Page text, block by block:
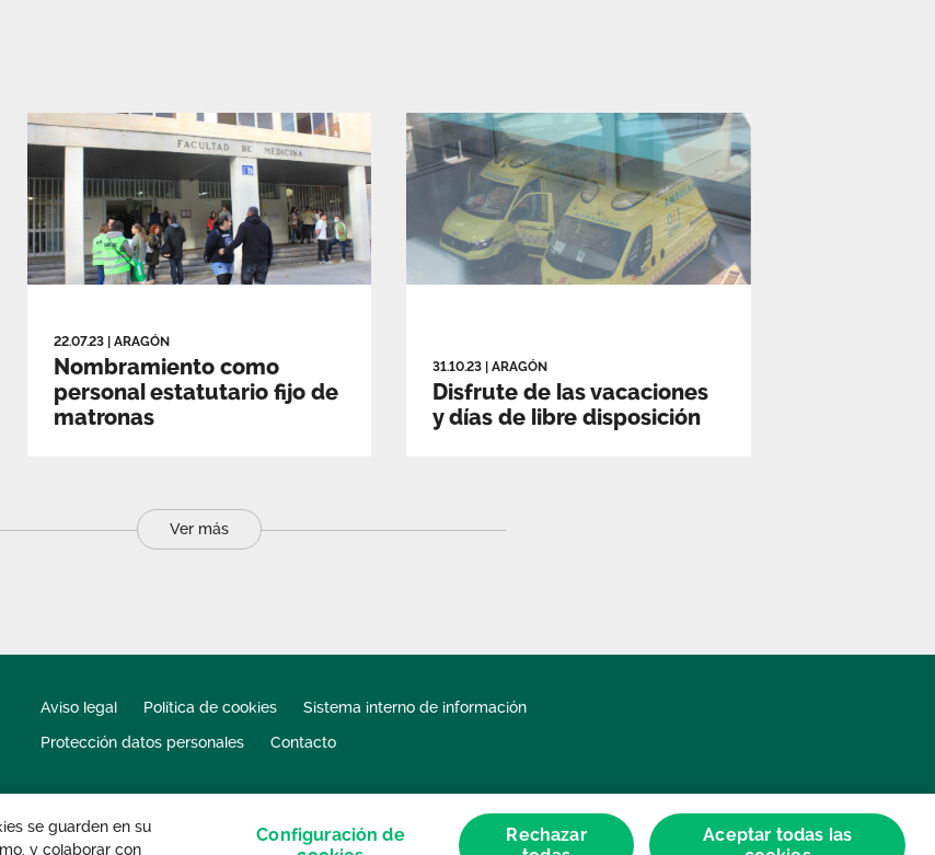
22.07.23 ARAGÓN
Nombramiento como
personal estatutario fijo de
matronas
31.10.23 |ARAGÓN
Disfrute de las vacaciones
y días de libre disposición
Ver más
Aviso legal Política de cookies
Sistema interno de información
Protección datos personales
Contacto
reservados.
se guarden en su
y colaborar con
Configuración de
Rechazar
Aceptar todas las